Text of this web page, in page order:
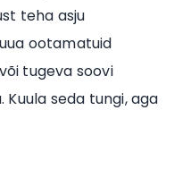
teha asju
ootamatuid
tugeva soovi
seda tungi, aga